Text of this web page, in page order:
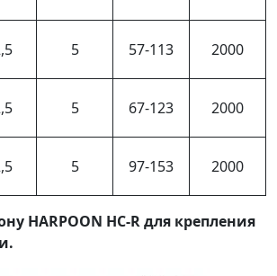
5 57-113 2000
5 67-123 2000
5 97-153 2000
HARPOON HC-R для крепления